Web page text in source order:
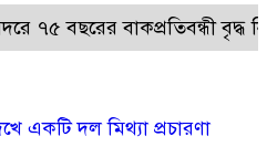
৭৫ বছরের বাকপ্রতিবন্ধী বৃদ্ধ
একটি দল মিথ্যা প্রচারণা